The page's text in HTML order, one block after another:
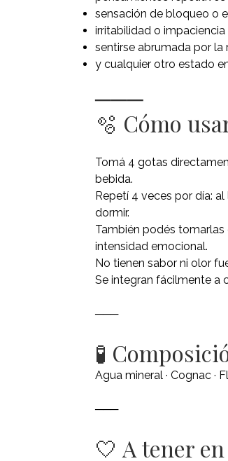
sensación de bloqueo o
irritabilidad o impaciencia
sentirse abrumada por la
y cualquier otro estado
───
🫧 Cómo
Tomá 4 gotas
bebida.
Repetí 4 veces por día:
dormir.
También podés
intensidad emocional.
No tienen sabor ni olor
Se integran fácilmente a
───
🧪
Agua mineral · Cognac ·
───
🤍 A tener